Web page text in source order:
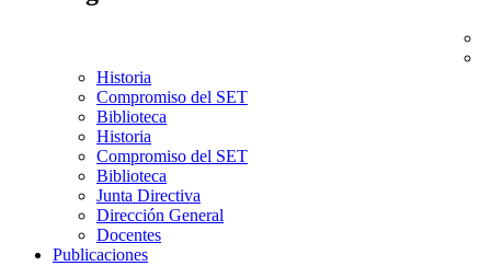
Historia
Compromiso del SET
Biblioteca
Historia
Compromiso del SET
Biblioteca
Junta Directiva
Dirección General
Docentes
Publicaciones